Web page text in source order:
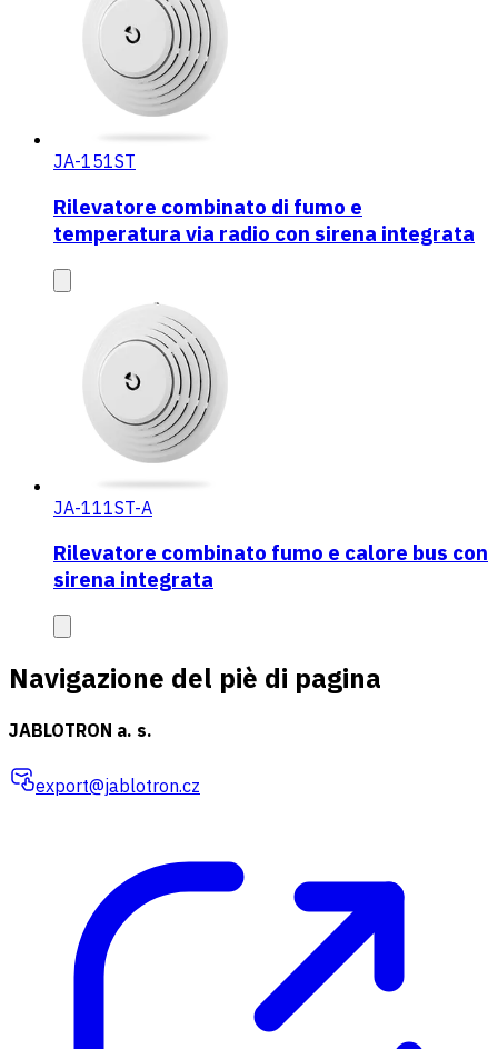
JA-151ST
Rilevatore combinato di fumo e
temperatura via radio con sirena integrata
JA-111ST-A
Rilevatore combinato fumo e calore bus con
sirena integrata
Navigazione del piè di pagina
JABLOTRON a. s.
export@jablotron.cz